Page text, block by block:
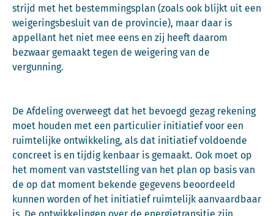
strijd met het bestemmingsplan (zoals ook blijkt uit een
weigeringsbesluit van de provincie), maar daar is
appellant het niet mee eens en zij heeft daarom
bezwaar gemaakt tegen de weigering van de
vergunning.
De Afdeling overweegt dat het bevoegd gezag rekening
moet houden met een particulier initiatief voor een
ruimtelijke ontwikkeling, als dat initiatief voldoende
concreet is en tijdig kenbaar is gemaakt. Ook moet op
het moment van vaststelling van het plan op basis van
de op dat moment bekende gegevens beoordeeld
kunnen worden of het initiatief ruimtelijk aanvaardbaar